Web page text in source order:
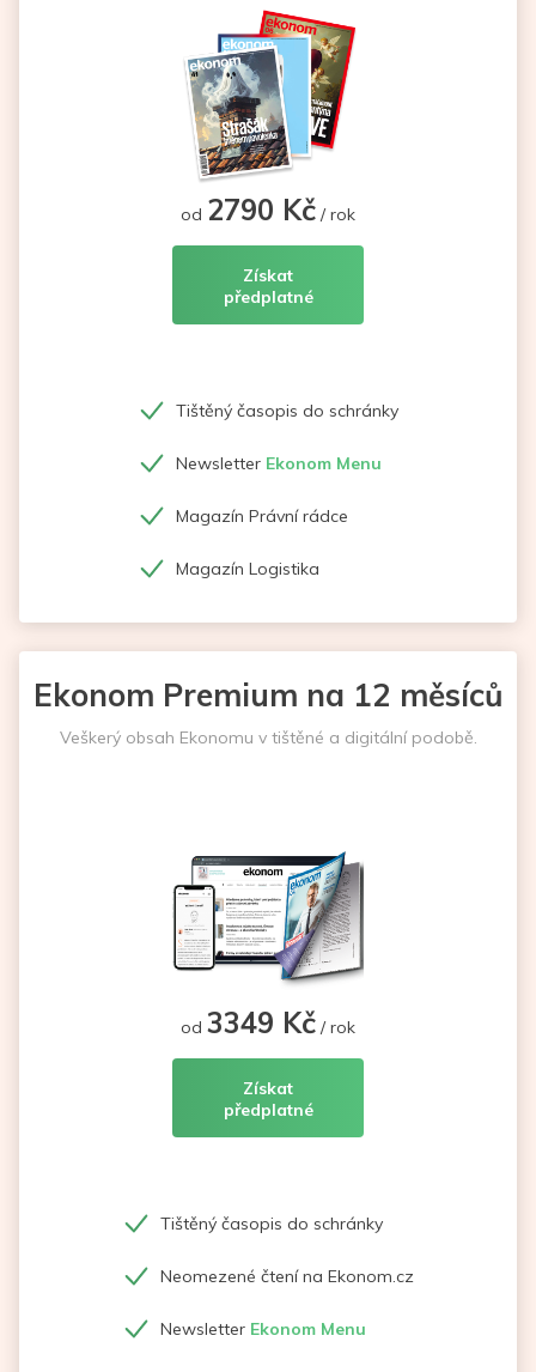
od 2790 Kč / rok
Získat
předplatné
Tištěný časopis do schránky
Newsletter Ekonom Menu
Magazín Právní rádce
Magazín Logistika
Ekonom Premium na 12 měsíců
Veškerý obsah Ekonomu v tištěné a digitální podobě.
od 3349 Kč / rok
Získat
předplatné
Tištěný časopis do schránky
Neomezené čtení na Ekonom.cz
Newsletter Ekonom Menu